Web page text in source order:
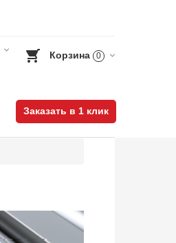
Корзина 0
Заказать в 1 клик